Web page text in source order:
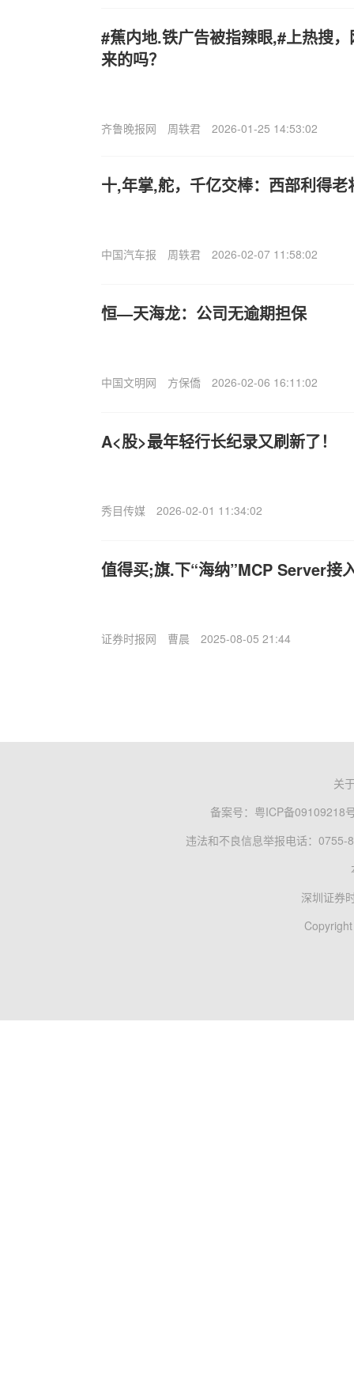
#蕉内地.铁广告被指辣眼,#上热搜
来的吗？
齐鲁晚报网 周轶君 2026-01-25 14:53:02
十,年掌,舵，千亿交棒：西部利得
中国汽车报 周轶君 2026-02-07 11:58:02
恒—天海龙：公司无逾期担保
中国文明网 方保僑 2026-02-06 16:11:02
A<股>最年轻行长纪录又刷新了！
秀目传媒 2026-02-01 11:34:02
值得买;旗.下“海纳”MCP Server接
证券时报网 曹晨 2025-08-05 21:44
关
备案号： 粤ICP备09109218
违法和不良信息举报电话：0755-
深圳证券